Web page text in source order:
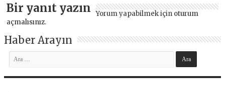
Bir yanıt yazın Yorum yapabilmek için oturum
açmalısınız.
Haber Arayın